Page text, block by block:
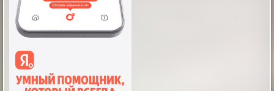
Таинственные отпечатки босых детских ног
В магазине бытовой техники, что в городе Мендоса,
«паранормальные события», как их обозвали
местные журналисты. Вот уже какое-то время по
утрам и продавцы и покупатели замечают на полу
магазина отпечатки босых человеческих ног, как